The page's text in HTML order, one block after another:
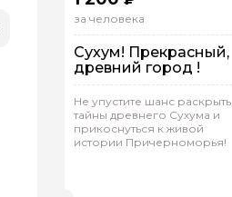
за человека
Сухум! Прекрасный,
древний город !
Не упустите шанс раскрыть
тайны древнего Сухума и
прикоснуться к живой
истории Причерноморья!
Групповая На автобусе